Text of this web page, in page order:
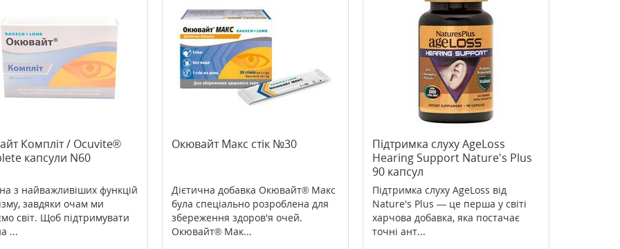
Компліт / Ocuvite®
капсули N60
з найважливіших функцій
завдяки очам ми
світ. Щоб підтримувати
...
Окювайт Макс стік №30
Дієтична добавка Окювайт® Макс
була спеціально розроблена для
збереження здоров'я очей.
Окювайт® Мак...
Підтримка слуху AgeLoss
Hearing Support Nature's Plus
90 капсул
Підтримка слуху AgeLoss від
Nature's Plus — це перша у світі
харчова добавка, яка постачає
точні ант...